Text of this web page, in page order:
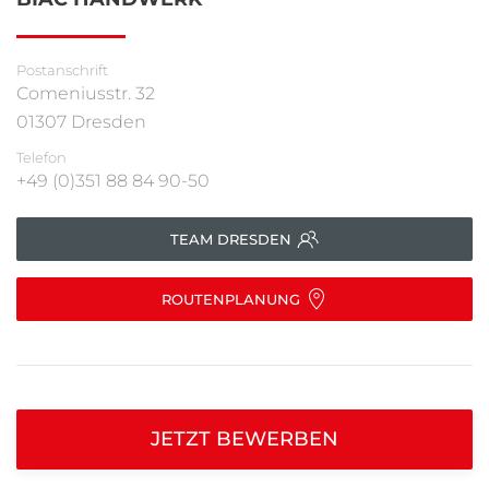
Postanschrift
Comeniusstr. 32
01307 Dresden
Telefon
+49 (0)351 88 84 90-50
TEAM DRESDEN
ROUTENPLANUNG
JETZT BEWERBEN